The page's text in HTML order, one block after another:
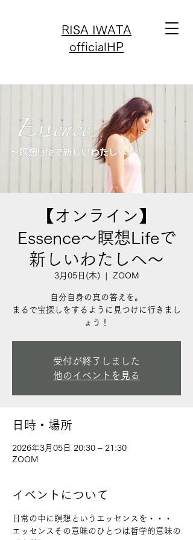
RISA IWATA
officialHP
【オンライン】
Essence〜瞑想Lifeで
新しいわたしへ〜
3月05日(木)
  |
ZOOM
自分自身の真の答えを。
まるで宝探しをするように見つけに行きまし
ょう！
受付が終了しました
他のイベントを見る
日時・場所
2026年3月05日 20:30 – 21:30
ZOOM
イベントについて
日常の中に瞑想というエッセンスを・・・
エッセンスその意味のひとつは哲学的意味の